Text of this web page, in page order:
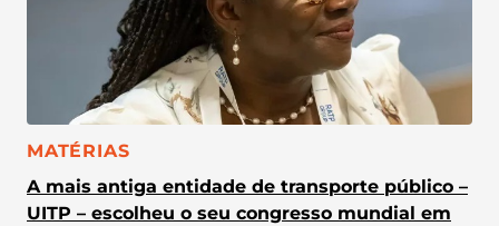
CATEGORIA:
MATÉRIAS
A mais antiga entidade de transporte público –
UITP – escolheu o seu congresso mundial em